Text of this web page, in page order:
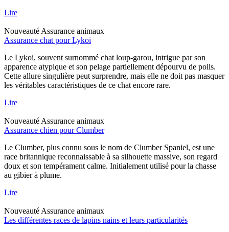
Lire
Nouveauté Assurance animaux
Assurance chat pour Lykoi
Le Lykoi, souvent surnommé chat loup-garou, intrigue par son
apparence atypique et son pelage partiellement dépourvu de poils.
Cette allure singulière peut surprendre, mais elle ne doit pas masquer
les véritables caractéristiques de ce chat encore rare.
Lire
Nouveauté Assurance animaux
Assurance chien pour Clumber
Le Clumber, plus connu sous le nom de Clumber Spaniel, est une
race britannique reconnaissable à sa silhouette massive, son regard
doux et son tempérament calme. Initialement utilisé pour la chasse
au gibier à plume.
Lire
Nouveauté Assurance animaux
Les différentes races de lapins nains et leurs particularités